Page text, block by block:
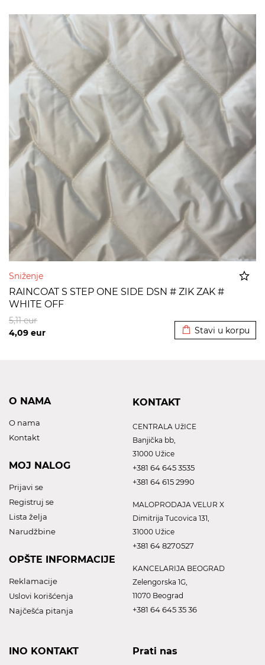
Sniženje
RAINCOAT S STEP ONE SIDE DSN # ZIK ZAK #
WHITE OFF
4,09 eur
5,11eur
Stavi u korpu
O NAMA
O nama
Kontakt
MOJ NALOG
Prijavi se
Registruj se
Lista želja
Narudžbine
OPŠTE INFORMACIJE
Reklamacije
Uslovi korišćenja
Najčešća pitanja
KONTAKT
CENTRALA UžICE
Banjička bb,
31000 Užice
+381 64 645 3535
+381 64 615 2990
MALOPRODAJA VELUR X
Dimitrija Tucovica 131,
31000 Užice
+381 64 8270527
KANCELARIJA BEOGRAD
Zelengorska 1G,
11070 Beograd
+381 64 645 35 36
INO KONTAKT Prati nas